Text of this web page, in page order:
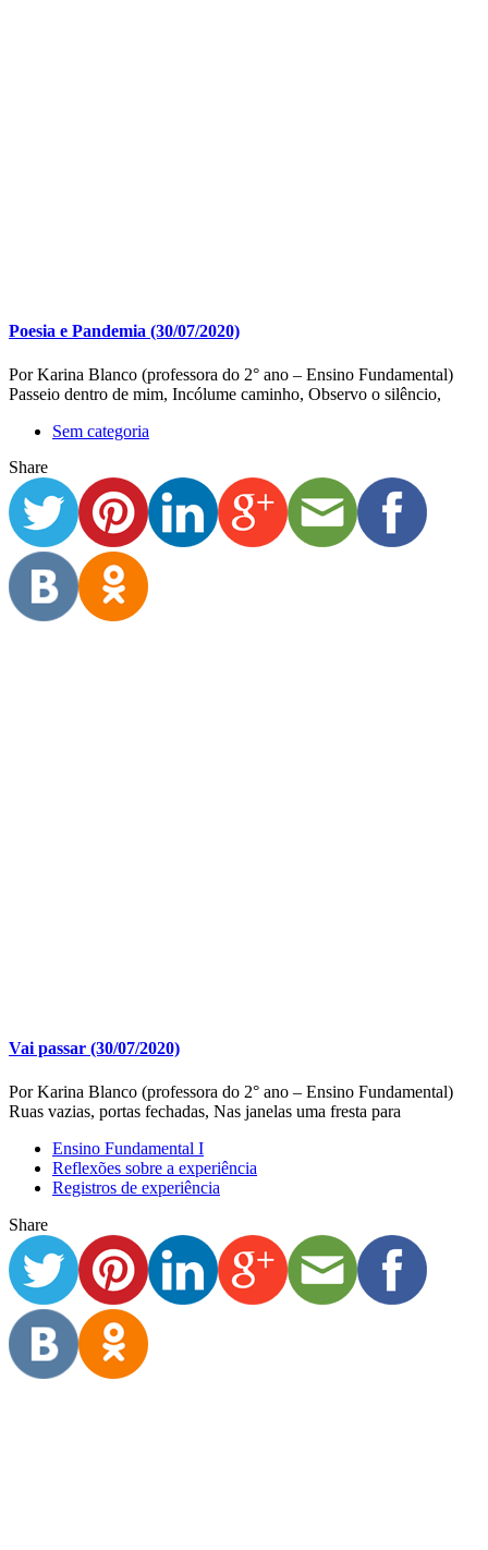
Poesia e Pandemia (30/07/2020)
Por Karina Blanco (professora do 2° ano – Ensino Fundamental)
Passeio dentro de mim, Incólume caminho, Observo o silêncio,
Sem categoria
Share
Vai passar (30/07/2020)
Por Karina Blanco (professora do 2° ano – Ensino Fundamental)
Ruas vazias, portas fechadas, Nas janelas uma fresta para
Ensino Fundamental I
Reflexões sobre a experiência
Registros de experiência
Share